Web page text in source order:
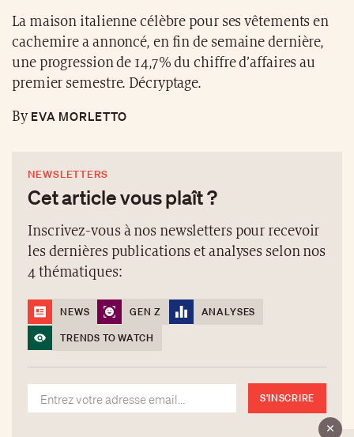
La maison italienne célèbre pour ses vêtements en
cachemire a annoncé, en fin de semaine dernière,
une progression de 14,7% du chiffre d’affaires au
premier semestre. Décryptage.
ByEVA MORLETTO
NEWSLETTERS
Cet article vous plaît ?
Inscrivez-vous à nos newsletters pour recevoir
les dernières publications et analyses selon nos
4 thématiques:
NEWS GEN Z
ANALYSES
TRENDS TO WATCH
S'INSCRIRE